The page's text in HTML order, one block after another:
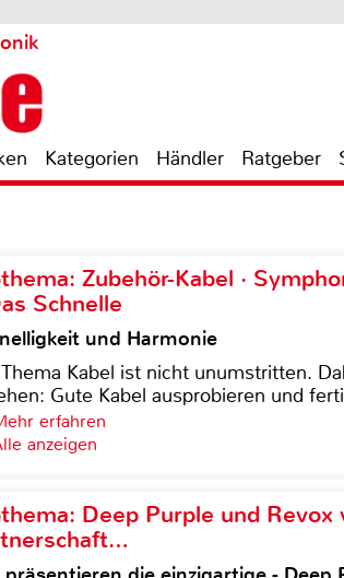
Kategorien Händler Ratgeber
Zubehör-Kabel ·
Schnelle
und Harmonie
Kabel ist nicht unumstritten.
Gute Kabel ausprobieren und
erfahren
anzeigen
Deep Purple und Revox